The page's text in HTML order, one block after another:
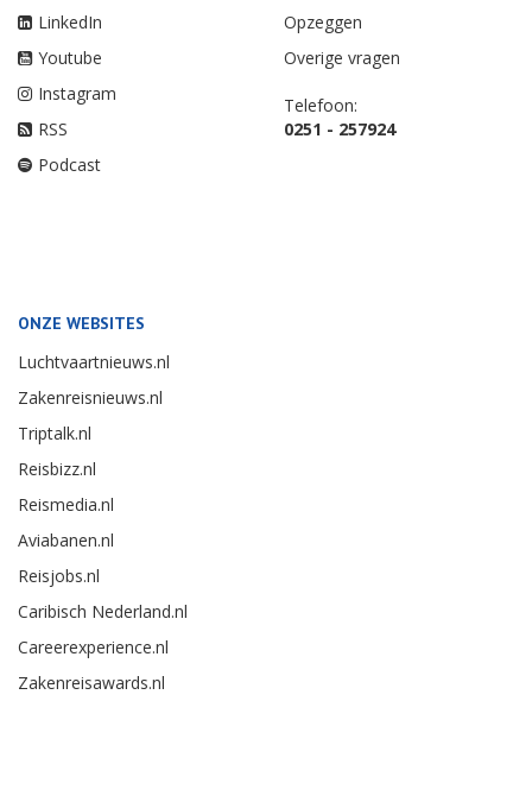
LinkedIn
Youtube
Instagram
RSS
Podcast
Opzeggen
Overige vragen
Telefoon:
0251 - 257924
ONZE WEBSITES
Luchtvaartnieuws.nl
Zakenreisnieuws.nl
Triptalk.nl
Reisbizz.nl
Reismedia.nl
Aviabanen.nl
Reisjobs.nl
Caribisch Nederland.nl
Careerexperience.nl
Zakenreisawards.nl